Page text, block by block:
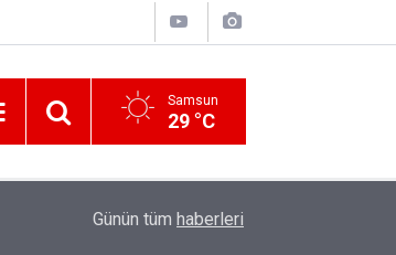
Samsun
29 °C
Yol çalışmaları devam ediyor
Günün tüm haberleri